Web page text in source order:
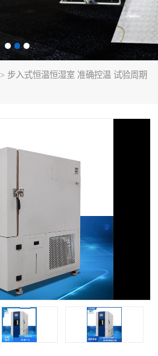
> 步入式恒温恒湿室 准确控温 试验周期